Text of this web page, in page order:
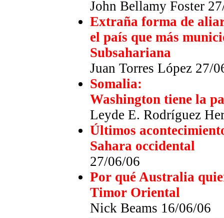
John Bellamy Foster
Extraña forma de
el país que más
Subsahariana
Juan Torres López 27/
Somalia:
Washington tiene la
Leyde E. Rodríguez
Últimos
Sahara occidental
27/06/06
Por qué Australia
Timor Oriental
Nick Beams 16/06/06